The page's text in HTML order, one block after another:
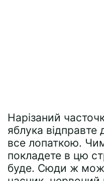
Нарізаний
яблука відправте
все лопаткою.
покладете в цю
буде. Сюди ж